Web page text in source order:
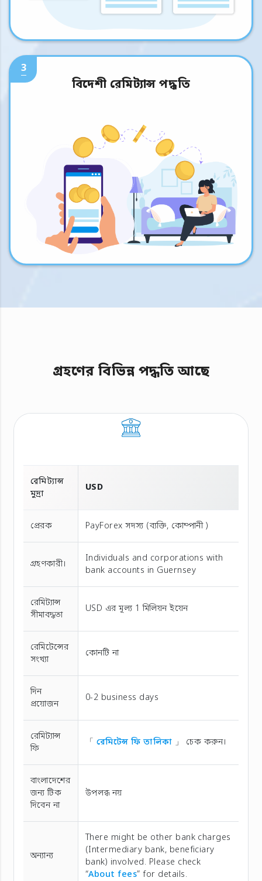
3
বিদেশী রেমিট্যান্স পদ্ধতি
গ্রহণের বিভিন্ন পদ্ধতি আছে
রেমিট্যান্স
মুদ্রা
USD
প্রেরক PayForex সদস্য (ব্যক্তি, কোম্পানী )
গ্রহণকারী।
Individuals and corporations with
bank accounts in Guernsey
রেমিট্যান্স
সীমাবদ্ধতা
USD এর মূল্য 1 মিলিয়ন ইয়েন
রেমিটেন্সের
সংখ্যা
কোনটি না
দিন
প্রয়োজন
0-2 business days
রেমিট্যান্স
ফি
「 রেমিটেন্স ফি তালিকা 」 চেক করুন।
বাংলাদেশের
জন্য টিক
দিবেন না
উপলব্ধ নয়
অন্যান্য
There might be other bank charges
(Intermediary bank, beneficiary
bank) involved. Please check
“About fees” for details.